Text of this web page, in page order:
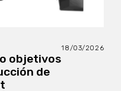
18/03/2026
objetivos
de